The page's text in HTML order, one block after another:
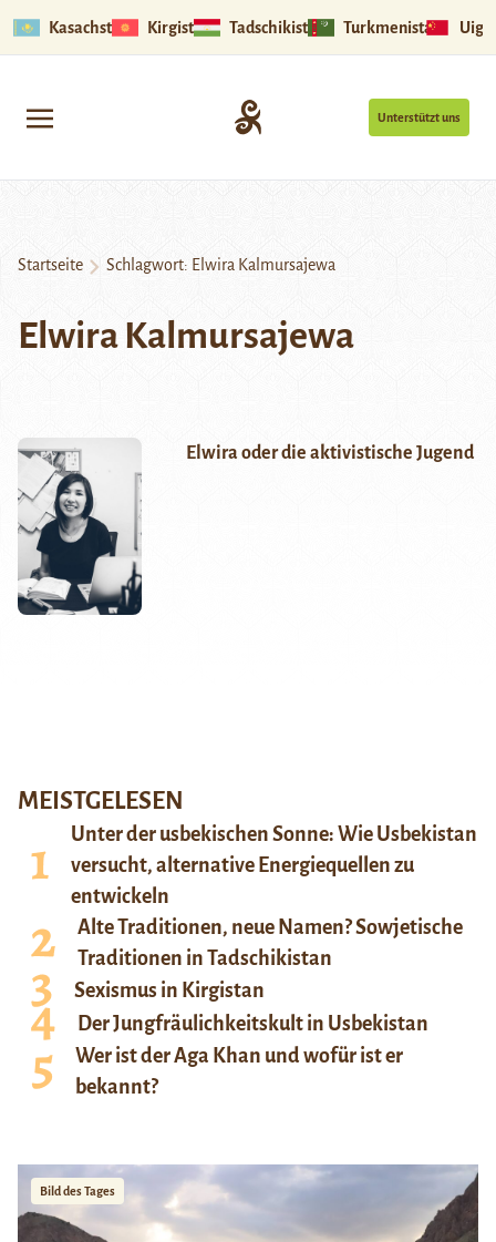
Kasachstan Kirgistan Tadschikistan Turkmenistan
Unterstützt uns
Startseite Schlagwort: Elwira Kalmursajewa
Elwira Kalmursajewa
Elwira oder die aktivistische Jugend
MEISTGELESEN
Unter der usbekischen Sonne: Wie Usbekistan
versucht, alternative Energiequellen zu
entwickeln
Alte Traditionen, neue Namen? Sowjetische
Traditionen in Tadschikistan
Sexismus in Kirgistan
Der Jungfräulichkeitskult in Usbekistan
Wer ist der Aga Khan und wofür ist er
bekannt?
Bild des Tages